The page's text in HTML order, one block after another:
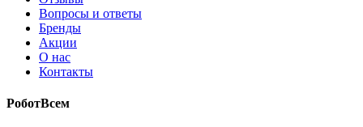
Вопросы и ответы
Бренды
Акции
О нас
Контакты
РоботВсем